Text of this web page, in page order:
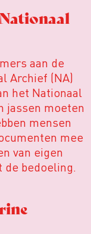
aan de
Archief (NA)
het Nationaal
jassen moeten
mensen
mee
van eigen
bedoeling.